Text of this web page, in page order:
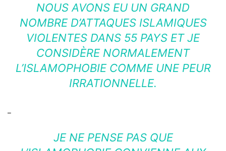
NOUS AVONS EU UN GRAND
NOMBRE D’ATTAQUES ISLAMIQUES
VIOLENTES DANS 55 PAYS ET JE
CONSIDÈRE NORMALEMENT
L’ISLAMOPHOBIE COMME UNE PEUR
IRRATIONNELLE.
JE NE PENSE PAS QUE